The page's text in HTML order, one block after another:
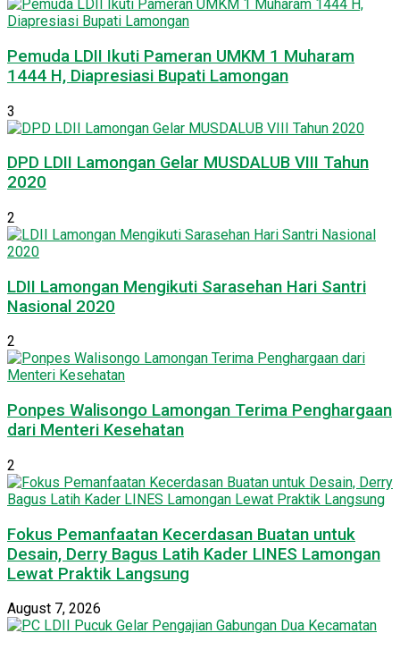
Pemuda LDII Ikuti Pameran UMKM 1 Muharam
1444 H, Diapresiasi Bupati Lamongan
3
DPD LDII Lamongan Gelar MUSDALUB VIII Tahun
2020
2
LDII Lamongan Mengikuti Sarasehan Hari Santri
Nasional 2020
2
Ponpes Walisongo Lamongan Terima Penghargaan
dari Menteri Kesehatan
2
Fokus Pemanfaatan Kecerdasan Buatan untuk
Desain, Derry Bagus Latih Kader LINES Lamongan
Lewat Praktik Langsung
August 7, 2026